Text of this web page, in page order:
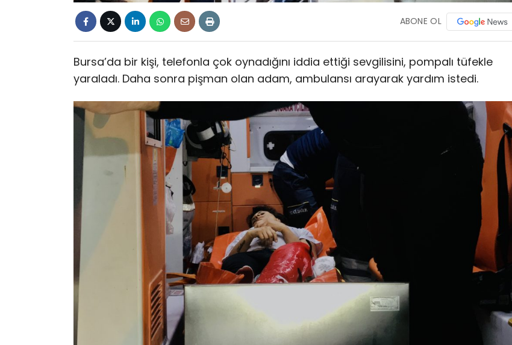
ABONE OL
Bursa’da bir kişi, telefonla çok oynadığını iddia ettiği sevgilisini, pompalı tüfekle
yaraladı. Daha sonra pişman olan adam, ambulansı arayarak yardım istedi.